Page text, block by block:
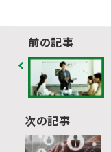
前の記事
次の記事